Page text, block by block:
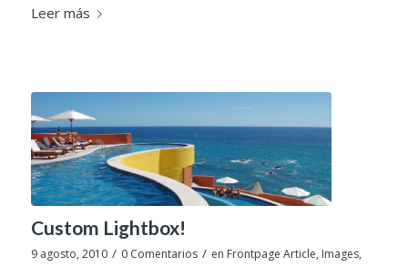
Leer más
Custom Lightbox!
9 agosto, 2010 / 0 Comentarios / en Frontpage Article, Images,